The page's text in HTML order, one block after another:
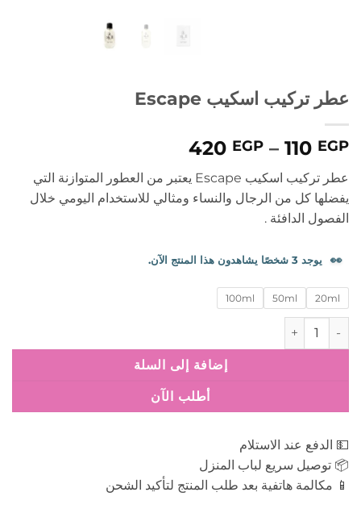
عطر تركيب اسكيب Escape
110 EGP
–
420 EGP
نطاق
السعر:
من
عطر تركيب اسكيب Escape يعتبر من العطور المتوازنة التي
يفضلها كل من الرجال والنساء ومثالي للاستخدام اليومي خلال
الفصول الدافئة .
👀 يوجد 3 شخصًا يشاهدون هذا المنتج الآن.
20ml
50ml
100ml
كمية عطر تركيب اسكيب Escape
إضافة إلى السلة
أطلب الآن
💵 الدفع عند الاستلام
📦 توصيل سريع لباب المنزل
📱 مكالمة هاتفية بعد طلب المنتج لتأكيد الشحن